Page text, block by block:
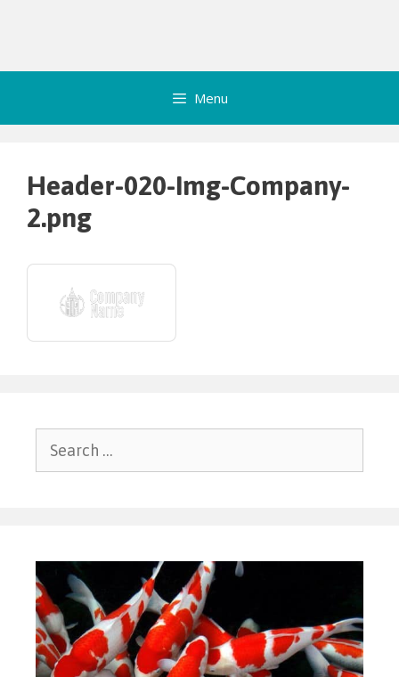
Menu
Header-020-Img-Company-
2.png